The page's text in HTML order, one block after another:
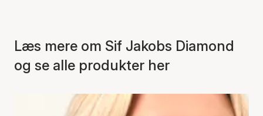
Læs mere om Sif Jakobs Diamond
og se alle produkter her